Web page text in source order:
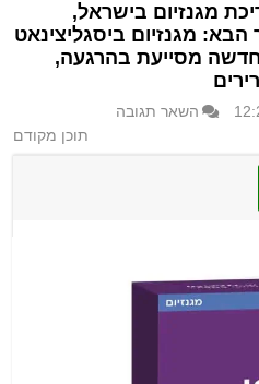
מגנזיום בישראל,
מגנזיום ביסגליצינאט
מסייעת בהרגעה,
השאר תגובה
תוכן מקודם